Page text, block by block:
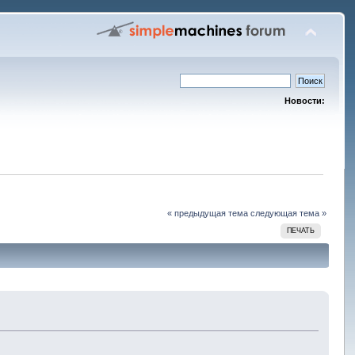
Новости:
« предыдущая тема следующая тема »
ПЕЧАТЬ